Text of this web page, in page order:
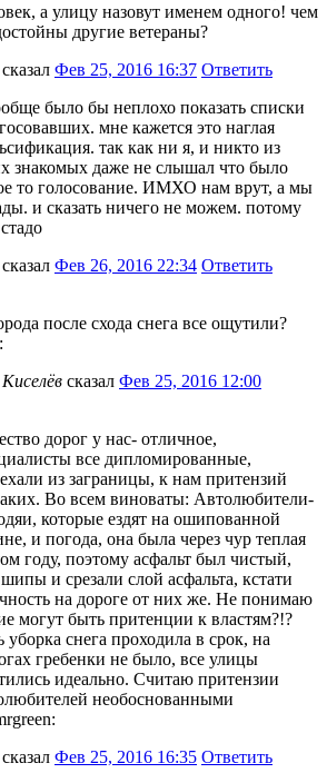
а улицу назовут именем одного! чем
другие ветераны?
сказал Фев 25, 2016 16:37 Ответить
было бы неплохо показать списки
мне кажется это наглая
так как ни я, и никто из
знакомых даже не слышал что было
то голосование. ИМХО нам врут, а мы
и сказать ничего не можем. потому
сказал Фев 26, 2016 22:34 Ответить
после схода снега все ощутили?
сказал Фев 25, 2016 12:00
дорог у нас- отличное,
все дипломированные,
из заграницы, к нам притензий
Во всем виноваты: Автолюбители-
которые ездят на ошипованной
и погода, она была через чур теплая
году, поэтому асфальт был чистый,
и срезали слой асфальта, кстати
на дороге от них же. Не понимаю
могут быть притенции к властям?!?
уборка снега проходила в срок, на
гребенки не было, все улицы
идеально. Считаю притензии
необоснованными
сказал Фев 25, 2016 16:35 Ответить